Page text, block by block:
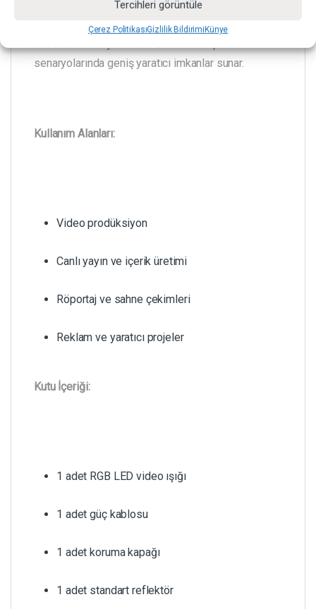
Tercihleri görüntüle
Çerez PolitikasıGizlilik BildirimiKünye
Evrensel Bowens mount bağlantısı sayesinde
softbox, reflektör ve diğer ışık şekillendirici
senaryolarında geniş yaratıcı imkanlar sunar.
Kullanım Alanları:
Video prodüksiyon
Canlı yayın ve içerik üretimi
Röportaj ve sahne çekimleri
Reklam ve yaratıcı projeler
Kutu İçeriği:
1 adet RGB LED video ışığı
1 adet güç kablosu
1 adet koruma kapağı
1 adet standart reflektör